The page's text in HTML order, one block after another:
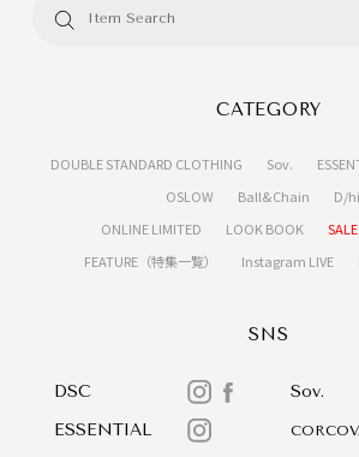
CATEGORY
DOUBLE STANDARD CLOTHING Sov.
OSLOW
Ball&Chain
D/
ONLINE LIMITED
LOOK BOOK SALE
FEATURE（特集一覧）
Instagram LIVE
SNS
DSC
Sov.
ESSENTIAL